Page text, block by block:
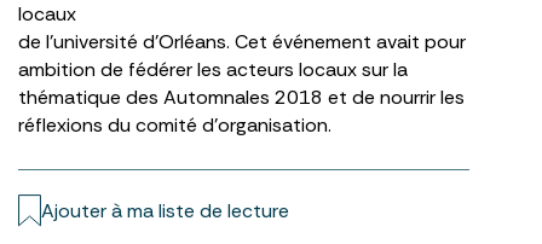
locaux
de l’université d’Orléans. Cet événement avait pour
ambition de fédérer les acteurs locaux sur la
thématique des Automnales 2018 et de nourrir les
réflexions du comité d’organisation.
Ajouter à ma liste de lecture